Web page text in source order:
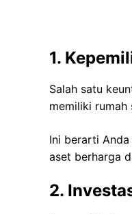
1.
Salah satu
memiliki rumah
Ini berarti
aset berharga
2.